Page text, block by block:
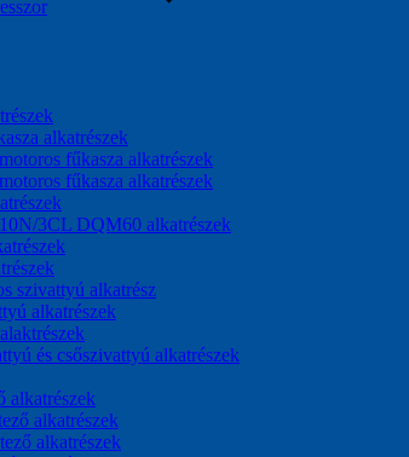
alkatrészek
fűkasza alkatrészek
fűkasza alkatrészek
3CL DQM60 alkatrészek
szivattyú alkatrész
alkatrészek
és csőszivattyú alkatrészek
alkatrészek
alkatrészek
alkatrészek